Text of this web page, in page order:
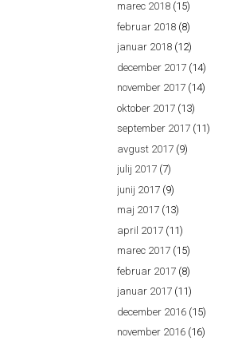
marec 2018 (15)
februar 2018 (8)
januar 2018 (12)
december 2017 (14)
november 2017 (14)
oktober 2017 (13)
september 2017 (11)
avgust 2017 (9)
julij 2017 (7)
junij 2017 (9)
maj 2017 (13)
april 2017 (11)
marec 2017 (15)
februar 2017 (8)
januar 2017 (11)
december 2016 (15)
november 2016 (16)